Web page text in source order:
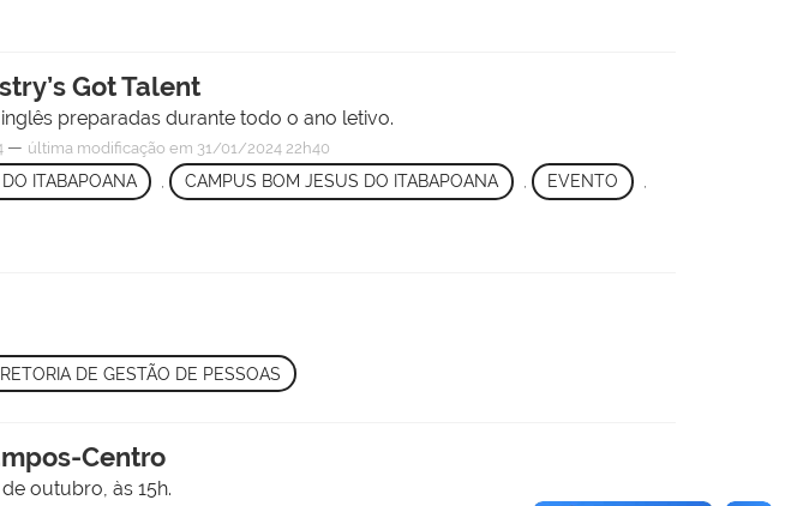
Got Talent
preparadas durante todo o ano letivo.
— última modificação em 31/01/2024 22h40
ITABAPOANA , CAMPUS BOM JESUS DO ITABAPOANA , EVENTO ,
DE GESTÃO DE PESSOAS
Centro
outubro, às 15h.